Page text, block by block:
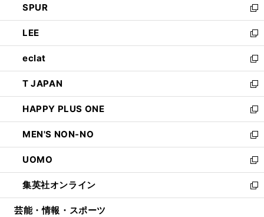
で
開
く
ド
ウ
で
開
く
ィ
ン
ド
ウ
で
開
く
い
ウ
ィ
ン
ド
ウ
で
開
く
SPUR
新
し
い
ウ
ィ
ン
ド
ウ
で
開
く
LEE
新
し
い
ウ
ィ
ン
ド
ウ
で
開
く
eclat
新
し
い
ウ
ィ
ン
ド
ウ
で
開
く
T JAPAN
新
し
い
ウ
ィ
ン
ド
ウ
で
開
HAPPY PLUS ONE
新
し
い
ウ
ィ
ン
ド
ウ
MEN'S NON-NO
新
し
い
ウ
ィ
ン
UOMO
新
し
い
ウ
集英社オンライン
新
し
芸能・情報・スポーツ